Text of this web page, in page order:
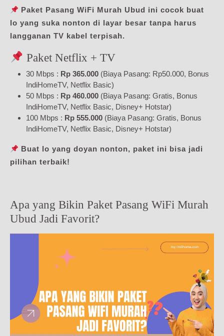
Paket Pasang WiFi Murah Ubud ini cocok buat
lo yang suka nonton di layar besar tanpa harus
langganan TV kabel terpisah.
Paket Netflix + TV
30 Mbps : Rp 365.000 (Biaya Pasang: Rp50.000, Bonus
IndiHomeTV, Netflix Basic)
50 Mbps : Rp 460.000 (Biaya Pasang: Gratis, Bonus
IndiHomeTV, Netflix Basic, Disney+ Hotstar)
100 Mbps : Rp 555.000 (Biaya Pasang: Gratis, Bonus
IndiHomeTV, Netflix Basic, Disney+ Hotstar)
Buat lo yang doyan nonton, paket ini bisa jadi
pilihan terbaik!
Apa yang Bikin Paket Pasang WiFi Murah
Ubud Jadi Favorit?